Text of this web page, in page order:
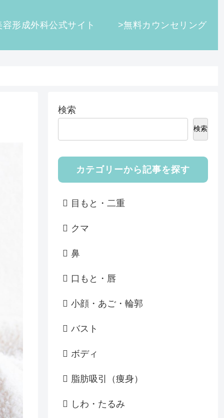
形成外科公式サイト >無料カウンセリング
検索
検索
カテゴリーから記事を探す
目もと・二重
クマ
鼻
口もと・唇
小顔・あご・輪郭
バスト
ボディ
脂肪吸引（痩身）
しわ・たるみ